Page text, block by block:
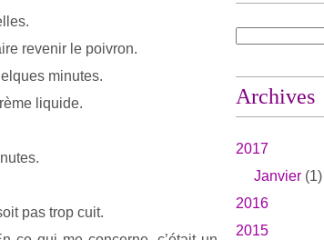
revenir le poivron.
minutes.
liquide.
pas trop cuit.
Archives
2017
Janvier (1)
2016
2015